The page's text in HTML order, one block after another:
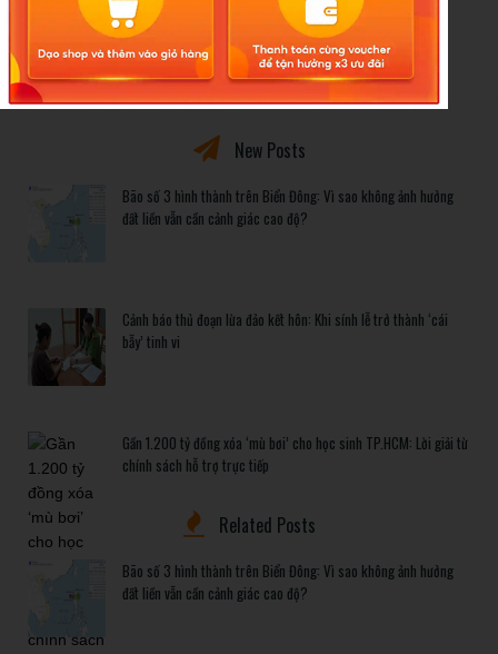
New Posts
Bão số 3 hình thành trên Biển Đông: Vì sao không ảnh hưởng
đất liền vẫn cần cảnh giác cao độ?
Cảnh báo thủ đoạn lừa đảo kết hôn: Khi sính lễ trở thành ‘cái
bẫy’ tinh vi
Gần 1.200 tỷ đồng xóa ‘mù bơi’ cho học sinh TP.HCM: Lời giải từ
chính sách hỗ trợ trực tiếp
Related Posts
Bão số 3 hình thành trên Biển Đông: Vì sao không ảnh hưởng
đất liền vẫn cần cảnh giác cao độ?